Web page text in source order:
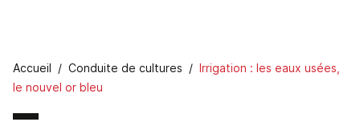
Fil d'Ariane
Accueil Conduite de cultures
Irrigation : les eaux usées,
le nouvel or bleu